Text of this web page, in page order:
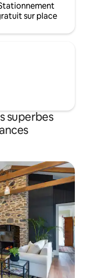
sur place
superbes